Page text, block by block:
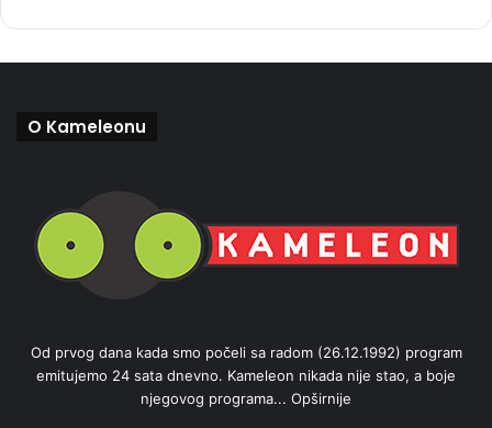
O Kameleonu
Od prvog dana kada smo počeli sa radom (26.12.1992) program
emitujemo 24 sata dnevno. Kameleon nikada nije stao, a boje
njegovog programa... Opširnije